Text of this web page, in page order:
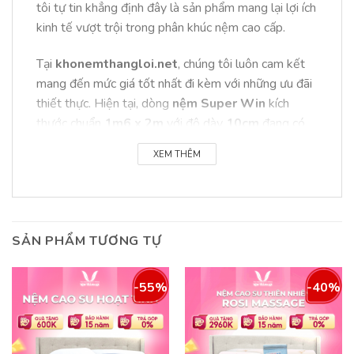
tôi tự tin khẳng định đây là sản phẩm mang lại lợi ích
kinh tế vượt trội trong phân khúc nệm cao cấp.
Tại khonemthangloi.net, chúng tôi luôn cam kết
mang đến mức giá tốt nhất đi kèm với những ưu đãi
thiết thực. Hiện tại, dòng nệm Super Win kích
thước chuẩn
1m6 x 2m với độ dày 10cm
đang có
chương trình khuyến mãi cực kỳ hấp dẫn.
sản phẩm này:
2 gối nằmcao cấp, êm ái.
1 bộ drap cotton thoáng mát, họa tiết sang
trọng.
1 áo nệmđã được bọc sẵn để bảo vệ nệm.
XEM THÊM
SẢN PHẨM TƯƠNG TỰ
-55% -40%